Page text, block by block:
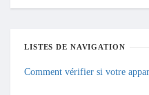
LISTES DE NAVIGATION
Comment vérifier si votre